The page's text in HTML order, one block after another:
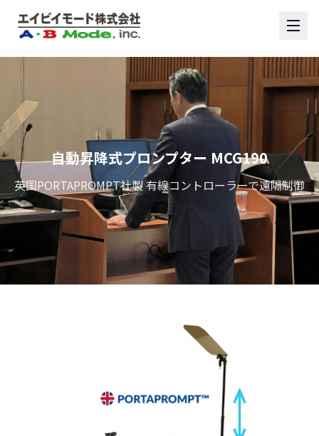
自動昇降式プロンプター MCG190
英国PORTAPROMPT社製 有線コントローラーで遠隔制御